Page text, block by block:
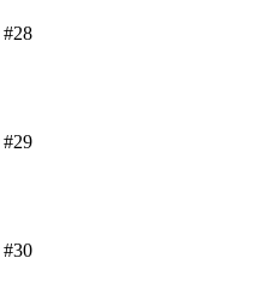
#28
#29
#30